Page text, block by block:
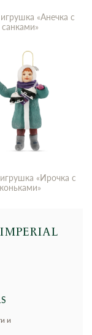
«Анечка с
санками»
«Ирочка с
коньками»
и